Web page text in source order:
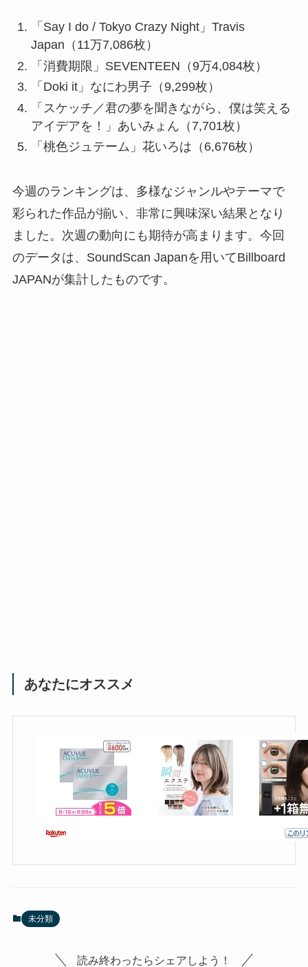
「Say I do / Tokyo Crazy Night」Travis
Japan（11万7,086枚）
「消費期限」SEVENTEEN（9万4,084枚）
「Doki it」なにわ男子（9,299枚）
「スケッチ／君の夢を聞きながら、僕は笑える
アイデアを！」あいみょん（7,701枚）
「桃色ジュテーム」花いろは（6,676枚）
今週のランキングは、多様なジャンルやテーマで
彩られた作品が揃い、非常に興味深い結果となり
ました。次週の動向にも期待が高まります。今回
のデータは、SoundScan Japanを用いてBillboard
JAPANが集計したものです。
あなたにオススメ
未分類
読み終わったらシェアしよう！